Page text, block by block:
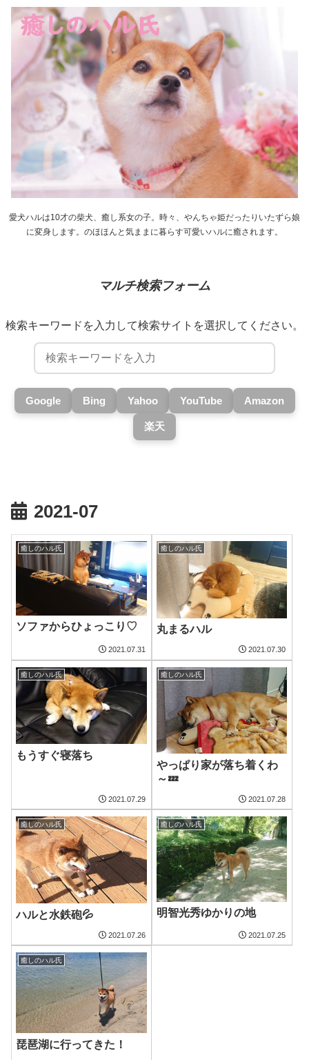
愛犬ハルは10才の柴犬、癒し系女の子。時々、やんちゃ姫だったりいたずら娘
に変身します。のほほんと気ままに暮らす可愛いハルに癒されます。
マルチ検索フォーム
検索キーワードを入力して検索サイトを選択してください。
Google Bing Yahoo YouTube Amazon
楽天
2021-07
癒しのハル氏
ソファからひょっこり♡
2021.07.31
癒しのハル氏
丸まるハル
2021.07.30
癒しのハル氏
もうすぐ寝落ち
2021.07.29
癒しのハル氏
やっぱり家が落ち着くわ
～💤
2021.07.28
癒しのハル氏
ハルと水鉄砲💦
2021.07.26
癒しのハル氏
明智光秀ゆかりの地
2021.07.25
癒しのハル氏
琵琶湖に行ってきた！